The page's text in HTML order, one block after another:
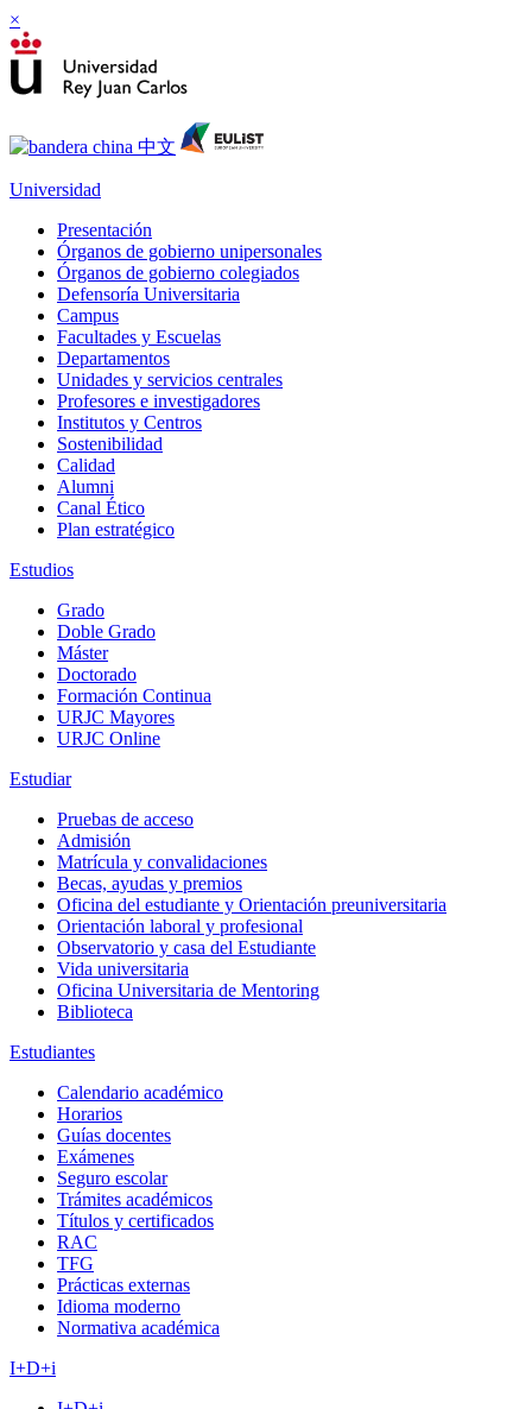
×
Universidad
Presentación
Órganos de gobierno unipersonales
Órganos de gobierno colegiados
Defensoría Universitaria
Campus
Facultades y Escuelas
Departamentos
Unidades y servicios centrales
Profesores e investigadores
Institutos y Centros
Sostenibilidad
Calidad
Alumni
Canal Ético
Plan estratégico
Estudios
Grado
Doble Grado
Máster
Doctorado
Formación Continua
URJC Mayores
URJC Online
Estudiar
Pruebas de acceso
Admisión
Matrícula y convalidaciones
Becas, ayudas y premios
Oficina del estudiante y Orientación preuniversitaria
Orientación laboral y profesional
Observatorio y casa del Estudiante
Vida universitaria
Oficina Universitaria de Mentoring
Biblioteca
Estudiantes
Calendario académico
Horarios
Guías docentes
Exámenes
Seguro escolar
Trámites académicos
Títulos y certificados
RAC
TFG
Prácticas externas
Idioma moderno
Normativa académica
I+D+i